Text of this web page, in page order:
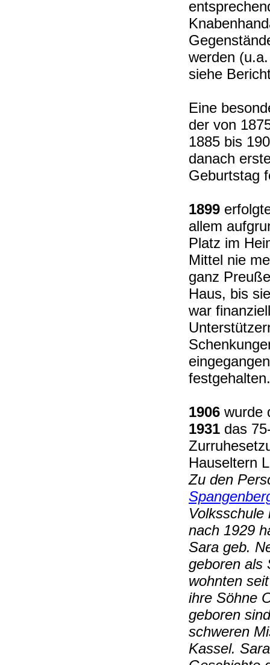
werden
siehe
Eine
der von
1885 bis
danach
Geburtstag
1899
allem
Platz im
Mittel nie
ganz
Haus, bis
war
festgehalten.
1906 wurde
1931 das
Hauseltern
Zu den
nach 1929
Sara geb.
geboren als
wohnten
ihre Söhne
geboren
schweren
Kassel.